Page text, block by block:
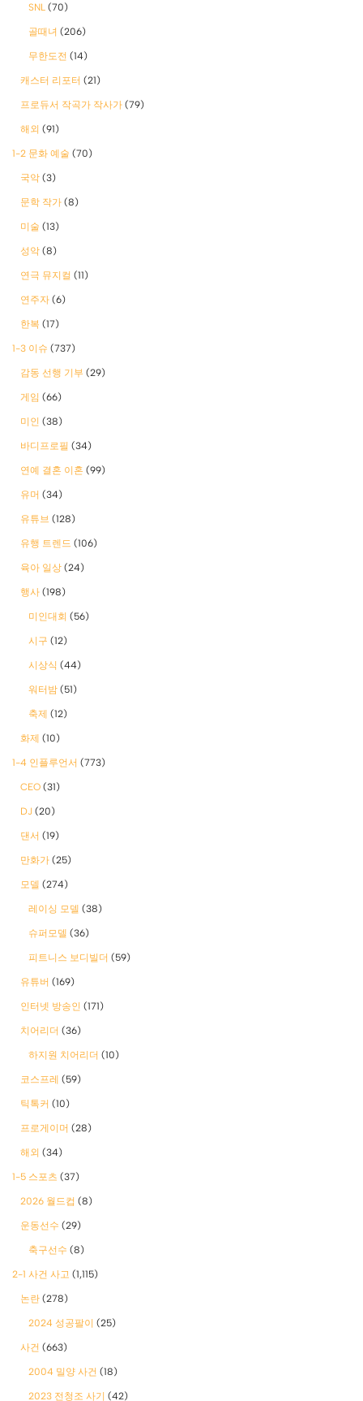
SNL (70)
골때녀 (206)
무한도전 (14)
캐스터 리포터 (21)
프로듀서 작곡가 작사가 (79)
해외 (91)
1-2 문화 예술 (70)
국악 (3)
문학 작가 (8)
미술 (13)
성악 (8)
연극 뮤지컬 (11)
연주자 (6)
한복 (17)
1-3 이슈 (737)
감동 선행 기부 (29)
게임 (66)
미인 (38)
바디프로필 (34)
연예 결혼 이혼 (99)
유머 (34)
유튜브 (128)
유행 트렌드 (106)
육아 일상 (24)
행사 (198)
미인대회 (56)
시구 (12)
시상식 (44)
워터밤 (51)
축제 (12)
화제 (10)
1-4 인플루언서 (773)
CEO (31)
DJ (20)
댄서 (19)
만화가 (25)
모델 (274)
레이싱 모델 (38)
슈퍼모델 (36)
피트니스 보디빌더 (59)
유튜버 (169)
인터넷 방송인 (171)
치어리더 (36)
하지원 치어리더 (10)
코스프레 (59)
틱톡커 (10)
프로게이머 (28)
해외 (34)
1-5 스포츠 (37)
2026 월드컵 (8)
운동선수 (29)
축구선수 (8)
2-1 사건 사고 (1,115)
논란 (278)
2024 성공팔이 (25)
사건 (663)
2004 밀양 사건 (18)
2023 전청조 사기 (42)